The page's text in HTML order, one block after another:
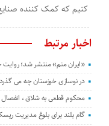
کنیم که کمک کننده
اخبار مرتبط
«ایران منم» منتشر شد؛
در نوسازی خوزستان چه می
محکوم قطعی به شلاق ، انفصال
گام بلند برای بلوغ مدیریت